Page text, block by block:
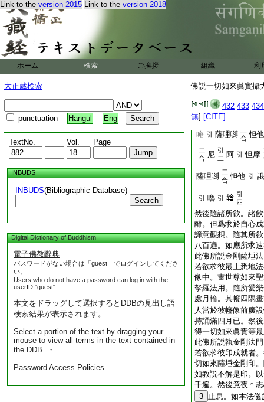
Link to the version 2015 Link to the version 2018
ホーム 検索 ご挨拶 組織 利
大正蔵検索
punctuation Hangul Eng
TextNo. Vol. Page
INBUDS
INBUDS(Bibliographic Database)
Search
Digital Dictionary of Buddhism
電子佛教辭典
パスワードがない場合は「guest」でログインしてくださ
い。
Users who do not have a password can log in with the
userID "guest".
本文をドラッグして選択するとDDBの見出し語
検索結果が表示されます。
Select a portion of the text by dragging your
mouse to view all terms in the text contained in
the DDB. ・
Password Access Policies
佛説一切如來眞實攝
432 433 434
無] [CITE]
薩哩嚩 二
合
怛他 引
詵左囉 引
嚩栗多 那 引 野
哩摩 二
合 鉢囉
二
唵 引 薩哩嚩 二
合 怛他
二
合 尼 引
二 阿 引 怛摩
薩哩嚩 二
合 怛他 引
引 嚕 引 𤚥 引
四
然後隨諸所欲。諸
離。但爲求於自心
諦意觀想。隨其所
八百遍。如應所求
此佛所説金剛薩埵
若欲求彼最上悉地
像中。畫世尊如來
拏羅法用。隨所愛
處月輪。其㡧四隅
人當於彼㡧像前廣
持誦滿四月已。然
得一切如來眞實等
此佛所説執金剛法門
若欲求彼印成就者
切如來薩埵金剛印
如教説不解是印。
千遍。然後竟夜＊
3 止息。如本法